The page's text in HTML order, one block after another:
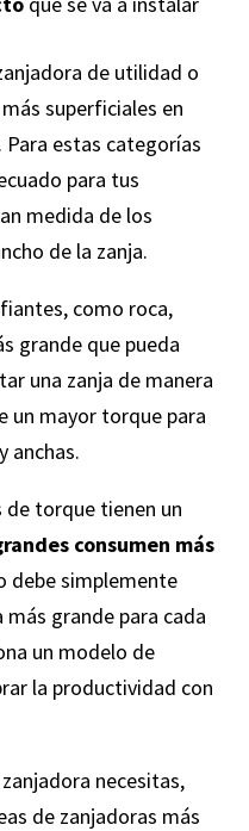
de utilidad o
superficiales en
estas categorías
para tus
medida de los
de la zanja.
como roca,
grande que pueda
una zanja de manera
un mayor torque para
anchas.
de torque tienen un
consumen más
debe simplemente
grande para cada
un modelo de
la productividad con
necesitas,
de zanjadoras más